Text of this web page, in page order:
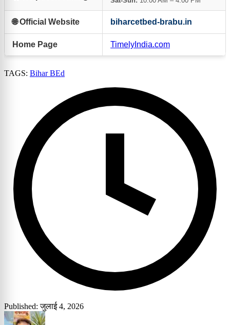
🌐 Official Website biharcetbed-brabu.in
Home Page TimelyIndia.com
TAGS: Bihar BEd
Published: जुलाई 4, 2026